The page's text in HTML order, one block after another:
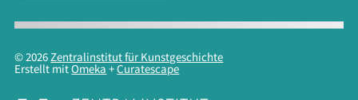
© 2026 Zentralinstitut für Kunstgeschichte
Erstellt mitOmeka +Curatescape